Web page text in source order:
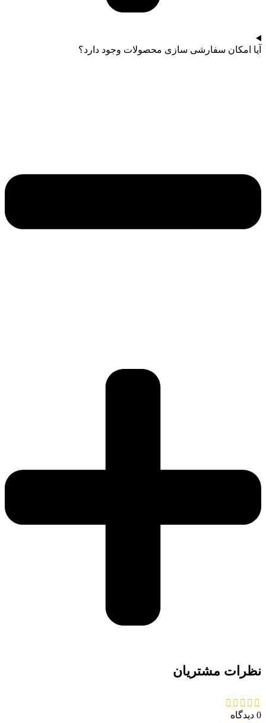
آیا امکان سفارشی سازی محصولات وجود دارد؟
نظرات مشتریان
0 دیدگاه